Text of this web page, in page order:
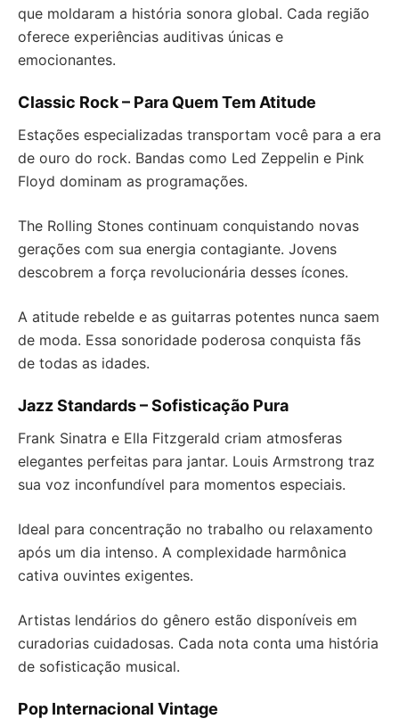
que moldaram a história sonora global. Cada região
oferece experiências auditivas únicas e
emocionantes.
Classic Rock – Para Quem Tem Atitude
Estações especializadas transportam você para a era
de ouro do rock. Bandas como Led Zeppelin e Pink
Floyd dominam as programações.
The Rolling Stones continuam conquistando novas
gerações com sua energia contagiante. Jovens
descobrem a força revolucionária desses ícones.
A atitude rebelde e as guitarras potentes nunca saem
de moda. Essa sonoridade poderosa conquista fãs
de todas as idades.
Jazz Standards – Sofisticação Pura
Frank Sinatra e Ella Fitzgerald criam atmosferas
elegantes perfeitas para jantar. Louis Armstrong traz
sua voz inconfundível para momentos especiais.
Ideal para concentração no trabalho ou relaxamento
após um dia intenso. A complexidade harmônica
cativa ouvintes exigentes.
Artistas lendários do gênero estão disponíveis em
curadorias cuidadosas. Cada nota conta uma história
de sofisticação musical.
Pop Internacional Vintage